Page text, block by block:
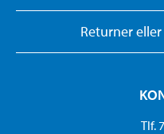
Returner
Tlf.